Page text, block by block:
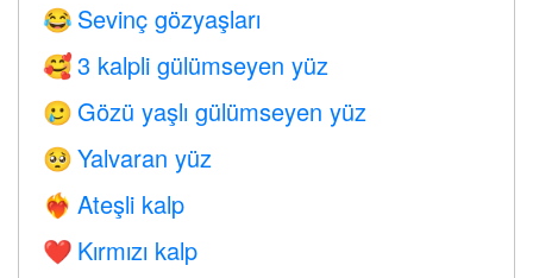
😂 Sevinç gözyaşları
🥰 3 kalpli gülümseyen yüz
🥲 Gözü yaşlı gülümseyen yüz
🥺 Yalvaran yüz
❤️‍🔥 Ateşli kalp
❤️ Kırmızı kalp